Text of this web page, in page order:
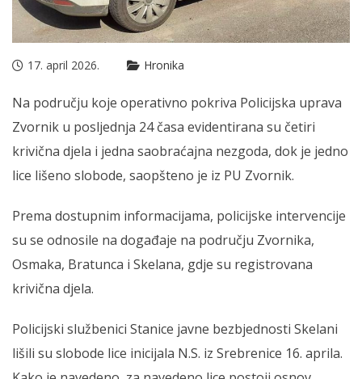
17. april 2026. Hronika
Na području koje operativno pokriva Policijska uprava
Zvornik u posljednja 24 časa evidentirana su četiri
krivična djela i jedna saobraćajna nezgoda, dok je jedno
lice lišeno slobode, saopšteno je iz PU Zvornik.
Prema dostupnim informacijama, policijske intervencije
su se odnosile na događaje na području Zvornika,
Osmaka, Bratunca i Skelana, gdje su registrovana
krivična djela.
Policijski službenici Stanice javne bezbjednosti Skelani
lišili su slobode lice inicijala N.S. iz Srebrenice 16. aprila.